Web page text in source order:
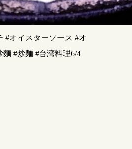
#オイスターソース #オ
#炒麺 #台湾料理6/4